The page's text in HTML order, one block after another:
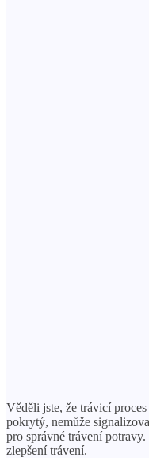
Věděli jste, že trávicí
pokrytý, nemůže
pro správné trávení
zlepšení trávení.